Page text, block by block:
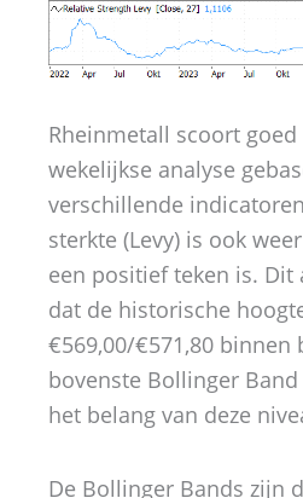
Rheinmetall scoort goed
wekelijkse analyse
verschillende
sterkte (Levy) is ook
een positief teken is. Dit
dat de historische
€569,00/€571,80 binnen
bovenste Bollinger
het belang van deze
De Bollinger Bands zijn